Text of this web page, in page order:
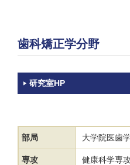
歯科矯正学分野
研究室HP
部局 大学院医歯
専攻 健康科学専